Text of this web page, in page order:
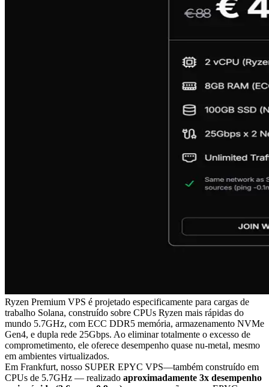
Ryzen Premium VPS é projetado especificamente para cargas de
trabalho Solana, construído sobre CPUs Ryzen mais rápidas do
mundo 5.7GHz, com ECC DDR5 memória, armazenamento NVMe
Gen4, e dupla rede 25Gbps. Ao eliminar totalmente o excesso de
comprometimento, ele oferece desempenho quase nu-metal, mesmo
em ambientes virtualizados.
Em Frankfurt, nosso SUPER EPYC VPS—também construído em
CPUs de 5.7GHz — realizado aproximadamente 3x desempenho